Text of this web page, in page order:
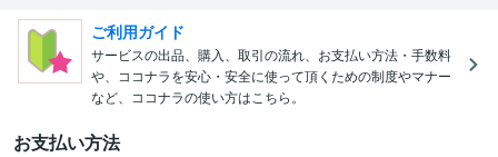
ご利用ガイド
サービスの出品、購入、取引の流れ、お支払い方法・手数料
や、ココナラを安心・安全に使って頂くための制度やマナー
など、ココナラの使い方はこちら。
お支払い方法